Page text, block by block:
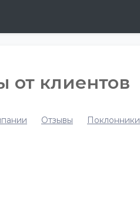
от клиентов
Отзывы Поклонники